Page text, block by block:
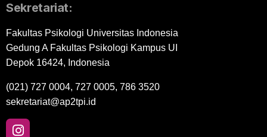
Sekretariat:
Fakultas Psikologi Universitas Indonesia
Gedung A Fakultas Psikologi Kampus UI
Depok 16424, Indonesia
(021) 727 0004, 727 0005, 786 3520
sekretariat@ap2tpi.id